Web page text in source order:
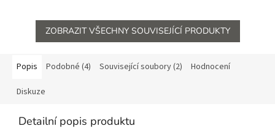
omítek v...
ZOBRAZIT VŠECHNY SOUVISEJÍCÍ PRODUKTY
Popis Podobné (4) Související soubory (2) Hodnocení
Diskuze
Detailní popis produktu